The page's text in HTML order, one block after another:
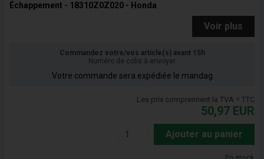
Échappement - 18310Z0Z020 - Honda
Voir plus
Commandez votre/vos article(s) avant 15h
Numéro de colis à envoyer
Votre commande sera expédiée le mandag
Les prix comprennent la TVA = TTC
50,97 EUR
Ajouter au panier